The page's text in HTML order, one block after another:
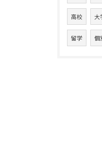
高校 大
留学 個